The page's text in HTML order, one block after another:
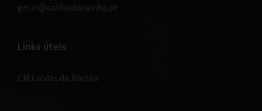
geral@caldasdarainha.pt
Links úteis
CM Caldas da Rainha